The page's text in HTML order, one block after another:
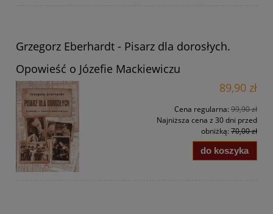
Grzegorz Eberhardt - Pisarz dla dorosłych.
Opowieść o Józefie Mackiewiczu
89,90 zł
Cena regularna: 99,90 zł
Najniższa cena z 30 dni przed
obniżką: 70,00 zł
do koszyka